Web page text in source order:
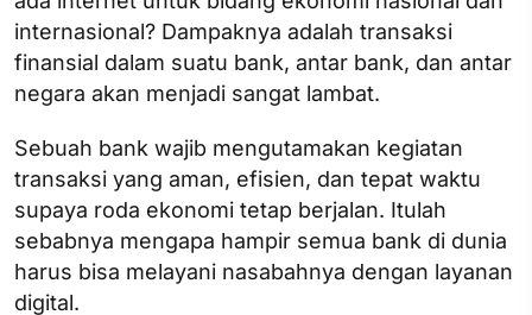
internasional? Dampaknya adalah transaksi
finansial dalam suatu bank, antar bank, dan antar
negara akan menjadi sangat lambat.
Sebuah bank wajib mengutamakan kegiatan
transaksi yang aman, efisien, dan tepat waktu
supaya roda ekonomi tetap berjalan. Itulah
sebabnya mengapa hampir semua bank di dunia
harus bisa melayani nasabahnya dengan layanan
digital.